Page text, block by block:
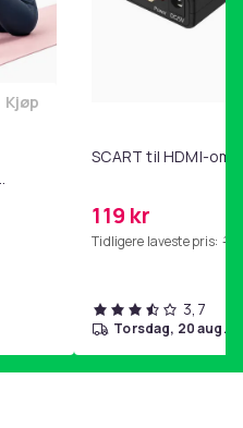
Legg Magetrener, 6-rørs
Kjøp
SCART til HDMI-
119 kr
Tidligere laveste pris:
3,7
torsdag, 20 aug.